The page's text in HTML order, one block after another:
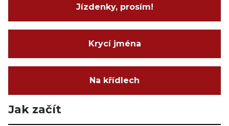
Jízdenky, prosím!
Krycí jména
Na křídlech
Jak začít